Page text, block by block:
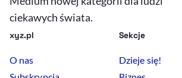
ciekawych świata.
xyz.pl
O nas
Sekcje
Dzieje się!